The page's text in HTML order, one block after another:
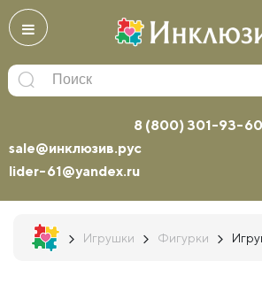
8 (800) 301-93-60
sale@инклюзив.рус
lider-61@yandex.ru
Игрушки Фигурки